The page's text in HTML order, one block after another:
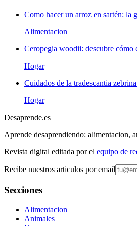
Como hacer un arroz en sartén: la
Alimentacion
Ceropegia woodii: descubre cómo
Hogar
Cuidados de la tradescantia
Hogar
Desaprende.es
Aprende desaprendiendo: alimentacion,
Revista digital editada por el equipo de
Recibe nuestros articulos por email
Secciones
Alimentacion
Animales